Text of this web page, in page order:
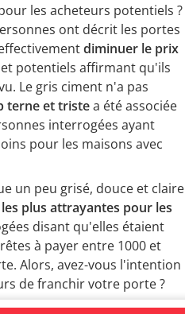
les acheteurs potentiels ?
ont décrit les portes
diminuer le prix
potentiels affirmant qu'ils
Le gris ciment n'a pas
terne et tristea été associée
interrogées ayant
pour les maisons avec
un peu grisé, douce et claire
les plus attrayantes pour les
disant qu'elles étaient
à payer entre 1000 et
Alors, avez-vous l'intention
de franchir votre porte ?